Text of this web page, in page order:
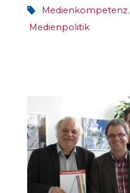
Medienkompetenz,
Medienpolitik